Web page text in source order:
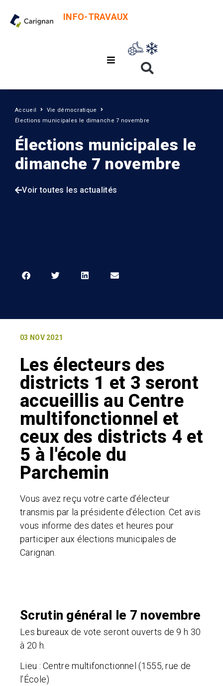
INFO-TRAVAUX
Accueil
Vie démocratique
Élections municipales le dimanche 7 novembre
Élections municipales le
dimanche 7 novembre
Voir toutes les actualités
03 NOV 2021
Les électeurs des
districts 1 et 3 seront
accueillis au Centre
multifonctionnel et
ceux des districts 4 et
5 à l'école du
Parchemin
Vous avez reçu votre carte d’électeur
transmis par la présidente d’élection. Cet avis
vous informe des dates et heures pour
participer aux élections municipales de
Carignan.
Scrutin général le 7 novembre
Les bureaux de vote seront ouverts de 9 h 30
à 20 h.
Lieu :Centre multifonctionnel (1555, rue de
l’École)